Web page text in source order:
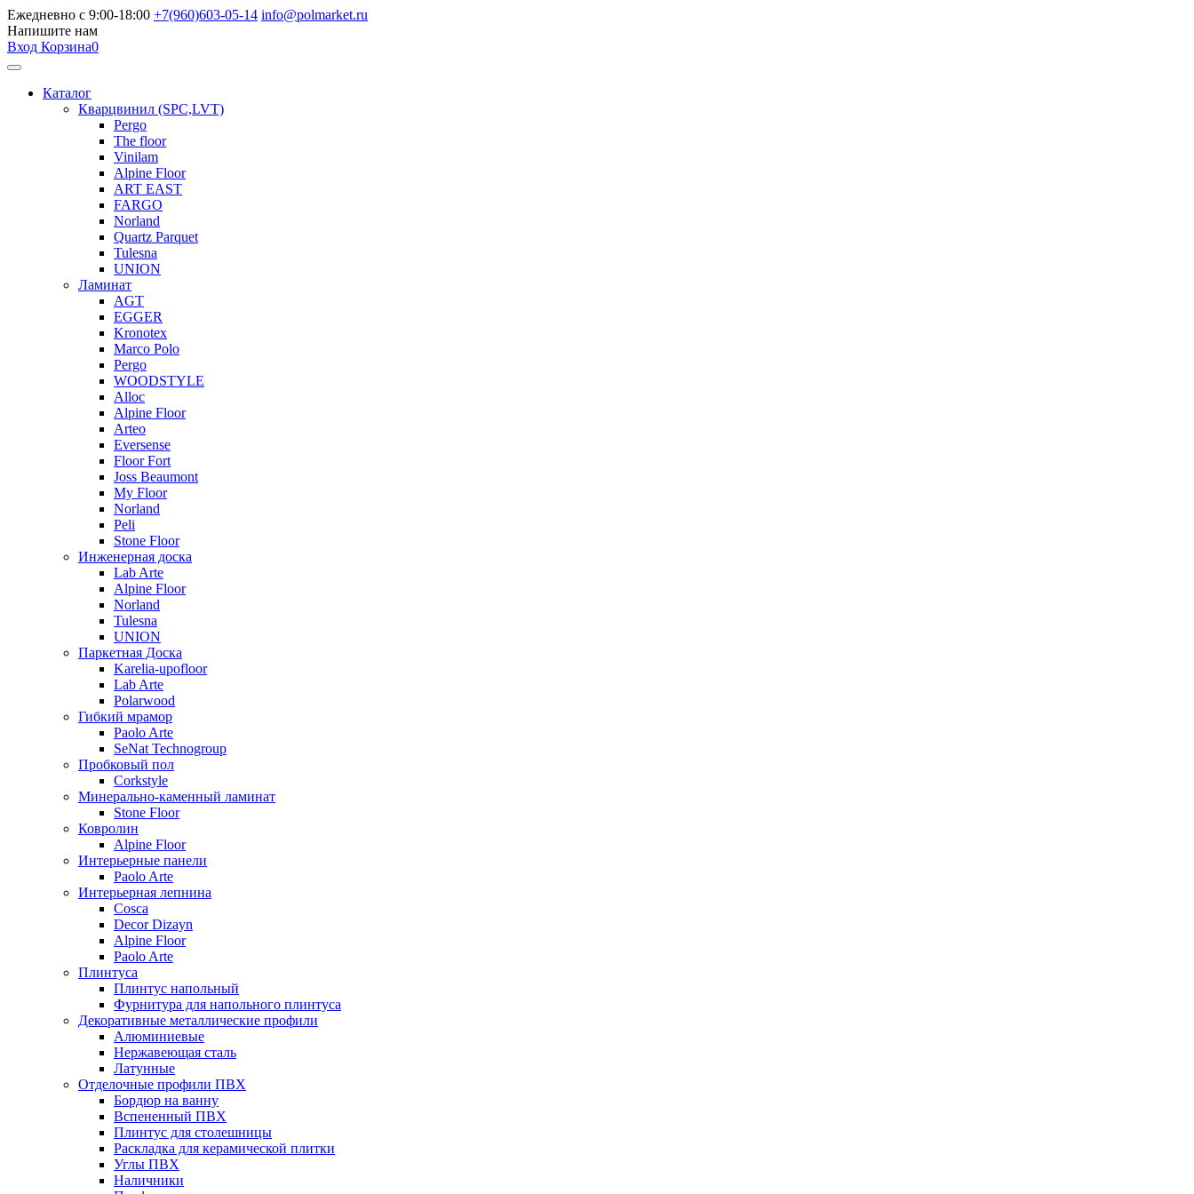
Ежедневно с 9:00-18:00 +7(960)603-05-14 info@polmarket.ru
Напишите нам
Вход Корзина0
Каталог
Кварцвинил (SPC,LVT)
Pergo
The floor
Vinilam
Alpine Floor
ART EAST
FARGO
Norland
Quartz Parquet
Tulesna
UNION
Ламинат
AGT
EGGER
Kronotex
Marco Polo
Pergo
WOODSTYLE
Alloc
Alpine Floor
Arteo
Eversense
Floor Fort
Joss Beaumont
My Floor
Norland
Peli
Stone Floor
Инженерная доска
Lab Arte
Alpine Floor
Norland
Tulesna
UNION
Паркетная Доска
Karelia-upofloor
Lab Arte
Polarwood
Гибкий мрамор
Paolo Arte
SeNat Technogroup
Пробковый пол
Corkstyle
Минерально-каменный ламинат
Stone Floor
Ковролин
Alpine Floor
Интерьерные панели
Paolo Arte
Интерьерная лепнина
Cosca
Decor Dizayn
Alpine Floor
Paolo Arte
Плинтуса
Плинтус напольный
Фурнитура для напольного плинтуса
Декоративные металлические профили
Алюминиевые
Нержавеющая сталь
Латунные
Отделочные профили ПВХ
Бордюр на ванну
Вспененный ПВХ
Плинтус для столешницы
Раскладка для керамической плитки
Углы ПВХ
Наличники